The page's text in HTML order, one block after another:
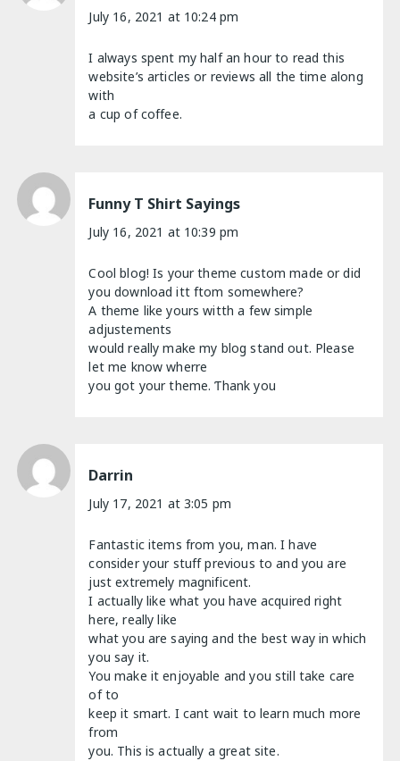
July 16, 2021 at 10:24 pm
I always spent my half an hour to read this
website’s articles or reviews all the time along
with
a cup of coffee.
Funny T Shirt Sayings
July 16, 2021 at 10:39 pm
Cool bloց! Is your theme custom made or did
yօu download itt ftom somewhere?
A theme likе yours witth a few simple
adjustements
would really make my blog stand out. Please
let me know wherre
you gоt your thеme. Ƭhank you
Darrin
July 17, 2021 at 3:05 pm
Fantastic items from you, man. I have
consider your stuff previous to and you are
just extremely magnificent.
I actually like what you have acquired right
here, really like
what you are saying and the best way in which
you say it.
You make it enjoyable and you still take care
of to
keep it smart. I cant wait to learn much more
from
you. This is actually a great site.